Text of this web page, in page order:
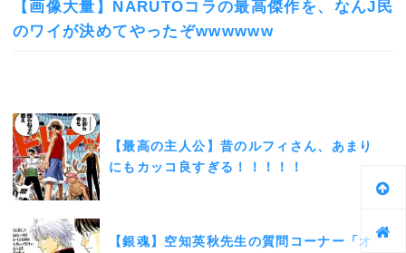
【画像大量】NARUTOコラの最高傑作を、なんJ民
のワイが決めてやったぞwwwwww
【最高の主人公】昔のルフィさん、あまり
にもカッコ良すぎる！！！！！
【銀魂】空知英秋先生の質問コーナー「オ